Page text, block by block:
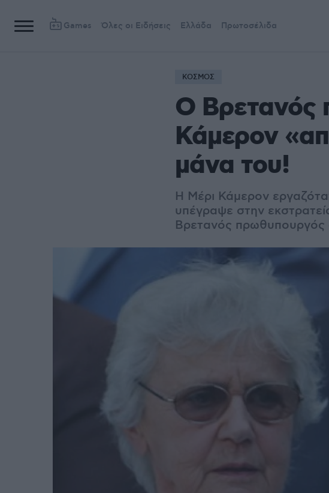
Games Όλες οι Ειδήσεις Ελλάδα Πρωτοσέλιδα
ΚΟΣΜΟΣ
Ο Βρετανός
Κάμερον
μάνα του!
Η Μέρι Κάμερον
υπέγραψε στην
Βρετανός πρωθυπουργός